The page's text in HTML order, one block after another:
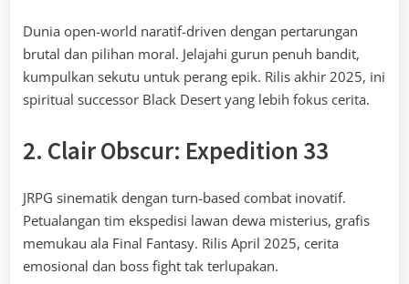
Dunia open-world naratif-driven dengan pertarungan
brutal dan pilihan moral. Jelajahi gurun penuh bandit,
kumpulkan sekutu untuk perang epik. Rilis akhir 2025, ini
spiritual successor Black Desert yang lebih fokus cerita.
2. Clair Obscur: Expedition 33
JRPG sinematik dengan turn-based combat inovatif.
Petualangan tim ekspedisi lawan dewa misterius, grafis
memukau ala Final Fantasy. Rilis April 2025, cerita
emosional dan boss fight tak terlupakan.